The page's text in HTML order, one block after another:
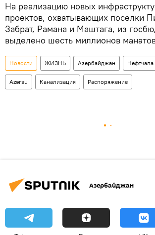
На реализацию новых
проектов, охватывающих поселки
Забрат, Рамана и Маштага, из
выделено шесть миллионов
Новости ЖИЗНЬ Азербайджан Нефтчала
Azərsu Канализация Распоряжение
Азербайджан